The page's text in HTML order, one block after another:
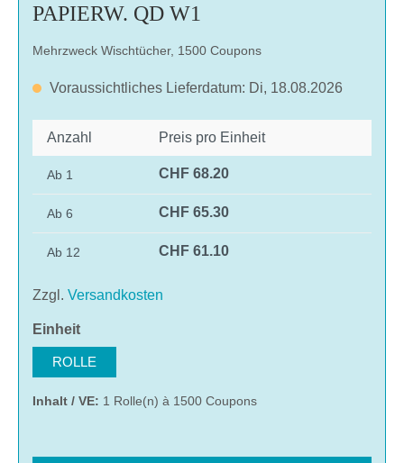
PAPIERW. QD W1
Mehrzweck Wischtücher, 1500 Coupons
Voraussichtliches Lieferdatum: Di, 18.08.2026
Anzahl Preis pro Einheit
Ab 1 CHF 68.20
Ab 6 CHF 65.30
Ab 12 CHF 61.10
Zzgl. Versandkosten
Einheitauswählen
ROLLE
Inhalt / VE: 1 Rolle(n) à 1500 Coupons